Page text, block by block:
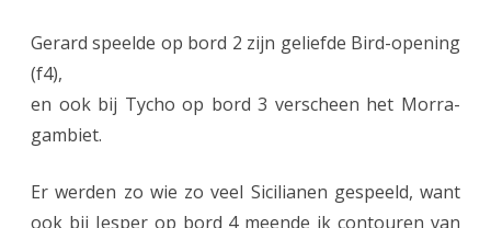
A
e
Gerard speelde op bord 2 zijn geliefde Bird-opening
(f4),
en ook bij Tycho op bord 3 verscheen het Morra-
gambiet.
Er werden zo wie zo veel Sicilianen gespeeld, want
ook bij Jesper op bord 4 meende ik contouren van